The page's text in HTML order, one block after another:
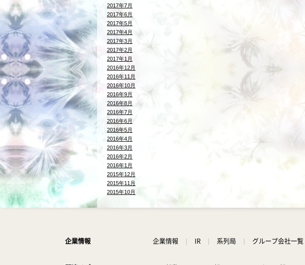
2017年7月
2017年6月
2017年5月
2017年4月
2017年3月
2017年2月
2017年1月
2016年12月
2016年11月
2016年10月
2016年9月
2016年8月
2016年7月
2016年6月
2016年5月
2016年4月
2016年3月
2016年2月
2016年1月
2015年12月
2015年11月
2015年10月
企業情報 企業情報 IR 系列局 グループ会社一覧